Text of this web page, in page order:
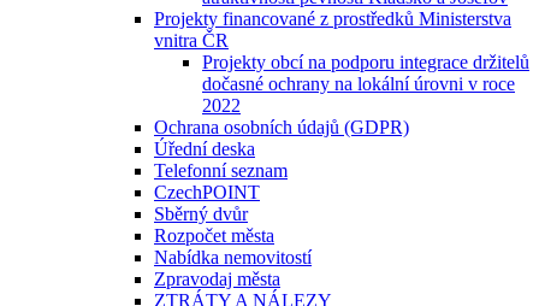
Projekty financované z prostředků Ministerstva
vnitra ČR
Projekty obcí na podporu integrace držitelů
dočasné ochrany na lokální úrovni v roce
2022
Ochrana osobních údajů (GDPR)
Úřední deska
Telefonní seznam
CzechPOINT
Sběrný dvůr
Rozpočet města
Nabídka nemovitostí
Zpravodaj města
ZTRÁTY A NÁLEZY